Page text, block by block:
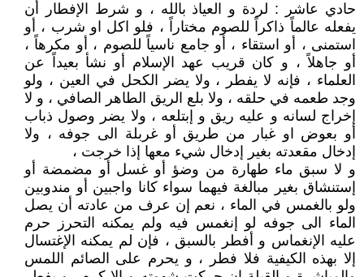
حادي عاشر : لردة و العياذ بالله ، و شرط الإفطار أن
يفعله عالماً ذاكراً للصوم مختاراً ، فلو اكل او شرب ، أو
استمنى ، أو استقاء ، أو جامع ناسياً للصوم ، أو مكرهاً ،
أو جاهلاً ، و كان قريب عهد الإسلام أو نشأ بعيداً عن
العلماء ، فإنه لا يفطر ، ولا يضر الكحل في العين ، ولو
وجد طعمه في حلقه ، ولا بلع الريق الطاهر الصافي ، و لا
إخراج لسانه و عليه ريق و إبتلعه ، ولا يضر وصول ذباب
أو بعوض او غبار من طريق أو غربلة الى جوفه ، ولا
إدخال مقعدته بغير إدخال شيء معها إذا خرجت ،
و لا سبق ماء طهارة من وضؤ أو غسل أو مضمضة أو
إستنشاق بغير مبالغة فيهما سواء كانا واجبين أو مندوبين
ولو بالغمس في الماء ، نعم إن عرف من عادته أن يصل
الماء الى جوفه لو إنغمس فيه ولم يمكنه التحرز حرم
عليه الإنغماس و أفطر بالسبق ، فإن لم يمكنه الإغتسال
إلا بهذه الكيفية فلا فطر ، و يحرم على الصائم اللمس